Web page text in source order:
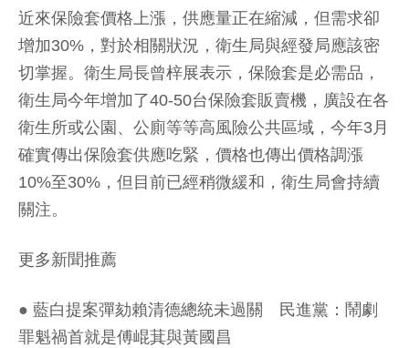
近來保險套價格上漲，供應量正在縮減，但需求卻
增加30%，對於相關狀況，衛生局與經發局應該密
切掌握。衛生局長曾梓展表示，保險套是必需品，
衛生局今年增加了40-50台保險套販賣機，廣設在各
衛生所或公園、公廁等等高風險公共區域，今年3月
確實傳出保險套供應吃緊，價格也傳出價格調漲
10%至30%，但目前已經稍微緩和，衛生局會持續
關注。
更多新聞推薦
● 藍白提案彈劾賴清德總統未過關 民進黨：鬧劇
罪魁禍首就是傅崐萁與黃國昌